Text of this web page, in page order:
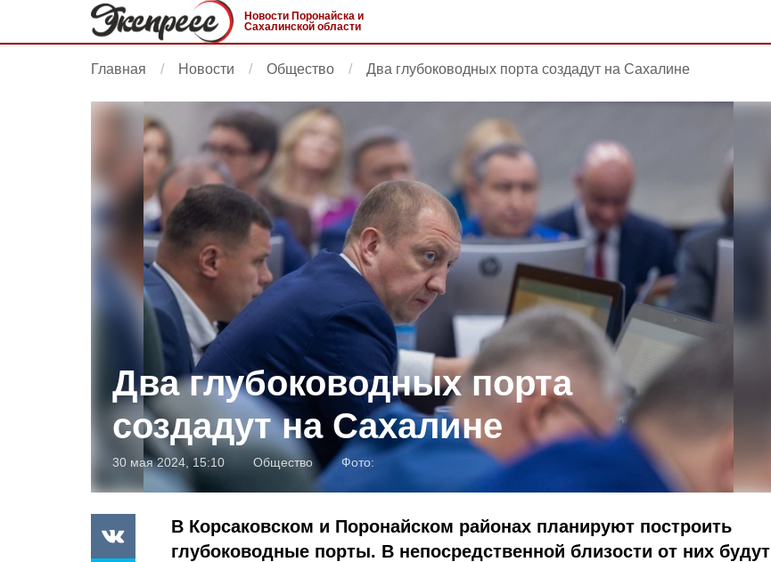
Новости Поронайска и
Сахалинской области
Главная Новости Общество Два глубоководных порта создадут на Сахалине
Два глубоководных порта
создадут на Сахалине
30 мая 2024, 15:10 Общество Фото:
В Корсаковском и Поронайском районах планируют построить
глубоководные порты. В непосредственной близости от них будут